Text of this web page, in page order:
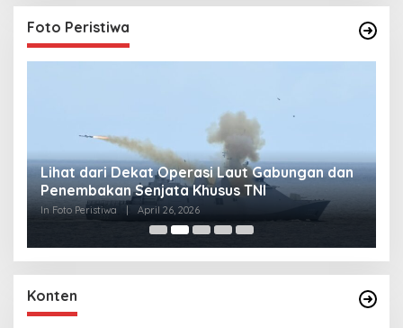
Foto Peristiwa
Lihat dari Dekat Operasi Laut Gabungan dan
Penembakan Senjata Khusus TNI
In Foto Peristiwa April 26, 2026
Konten